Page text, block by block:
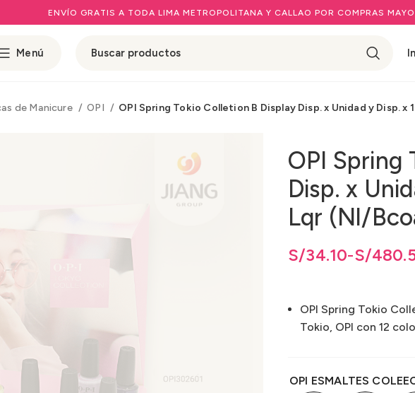
ENVÍO GRATIS A TODA LIMA METROPOLITANA Y CALLAO POR COMPRAS
Menú
de Manicure OPI OPI Spring Tokio Colletion B Display Disp. x Unidad y Disp.
OPI Spring
Disp. x
Lqr (Nl/
S/34.10-S/
Rango de precios: desde S/34.10 hasta S/
Rango de precios: desde 34.10hastaS/
OPI Spring Tokio
Tokio, OPI con 12
OPI ESMALTES